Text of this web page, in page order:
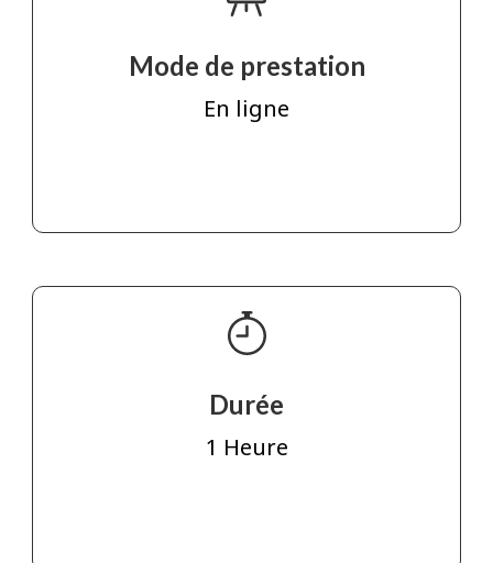
Mode de prestation
En ligne
Durée
1 Heure